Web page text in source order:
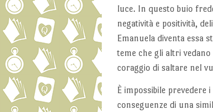
luce. In questo buio
negatività e positività,
Emanuela diventa essa
teme che gli altri
coraggio di saltare nel
È impossibile
conseguenze di una